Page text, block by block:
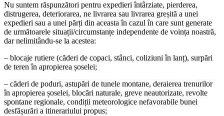
Nu suntem răspunzători pentru expedieri întârziate, pierderea,
distrugerea, deteriorarea, ne livrarea sau livrarea greșită a unei
expedieri sau a unei părți din aceasta în cazul în care sunt generate
de următoarele situații/circumstanțe independente de voința noastră,
dar nelimitându-se la acestea:
– blocaje rutiere (căderi de copaci, stânci, coliziuni în lanț), surpări
de teren în apropierea șoselei;
– căderi de poduri, astupări de tunele montane, deraierea trenurilor
în apropierea șoselei, blocări naturale, greve neautorizate, revolte
spontane regionale, condiții meteorologice nefavorabile bunei
desfășurări a itinerariului propus;